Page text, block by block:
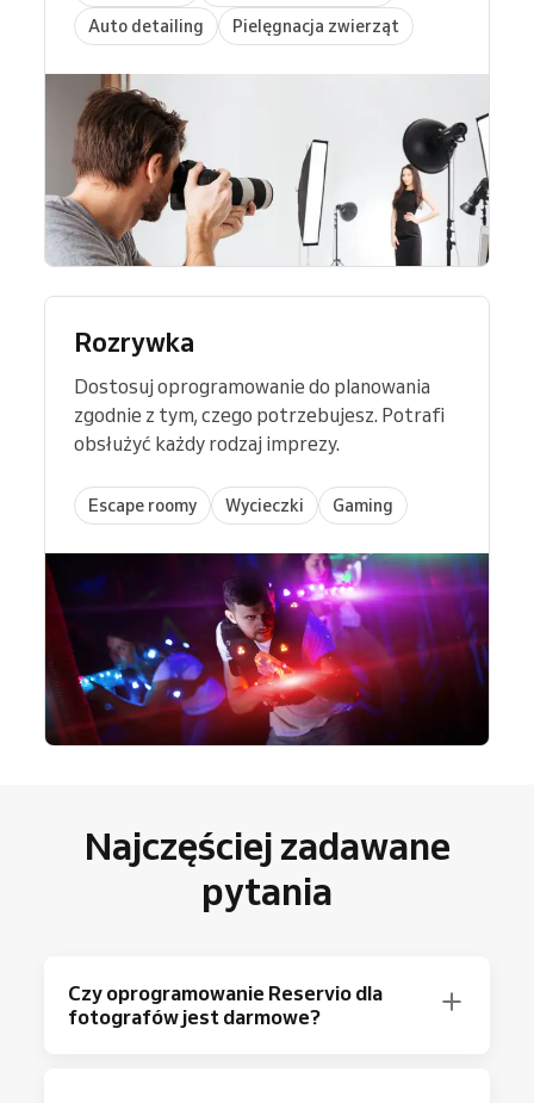
Auto detailing
Pielęgnacja zwierząt
Rozrywka
Dostosuj oprogramowanie do planowania
zgodnie z tym, czego potrzebujesz. Potrafi
obsłużyć każdy rodzaj imprezy.
Escape roomy Wycieczki Gaming
Najczęściej zadawane
pytania
Czy oprogramowanie Reservio dla
fotografów jest darmowe?